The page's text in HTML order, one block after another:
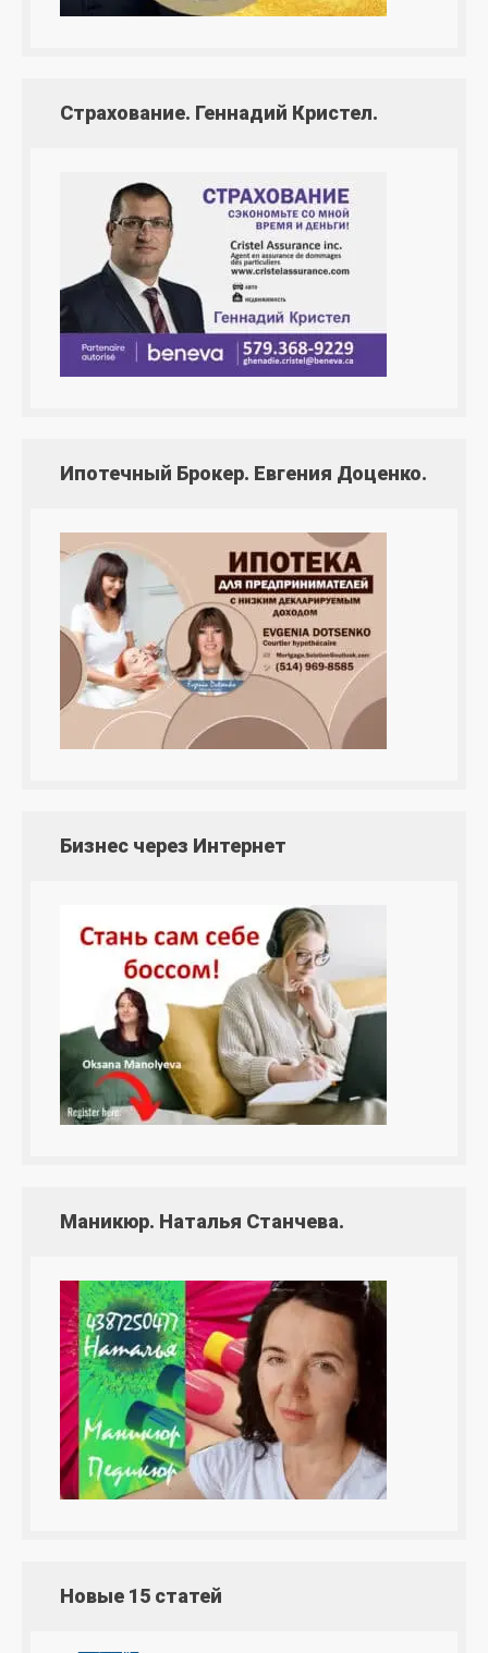
Страхование. Геннадий Кристел.
Ипотечный Брокер. Евгения Доценко.
Бизнес через Интернет
Маникюр. Наталья Станчева.
Новые 15 статей